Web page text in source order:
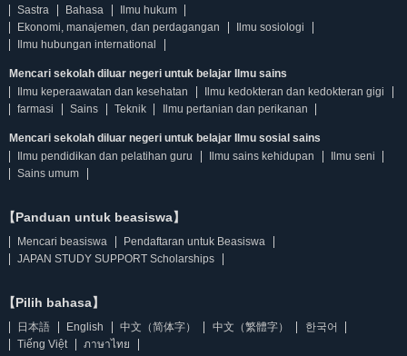
Sastra
Bahasa
Ilmu hukum
Ekonomi, manajemen, dan perdagangan
Ilmu sosiologi
Ilmu hubungan international
Mencari sekolah diluar negeri untuk belajar Ilmu sains
Ilmu keperaawatan dan kesehatan
Ilmu kedokteran dan kedokteran gigi
farmasi
Sains Teknik Ilmu pertanian dan perikanan
Mencari sekolah diluar negeri untuk belajar Ilmu sosial sains
Ilmu pendidikan dan pelatihan guru
Ilmu sains kehidupan
Ilmu seni
Sains umum
【Panduan untuk beasiswa】
Mencari beasiswa
Pendaftaran untuk Beasiswa
JAPAN STUDY SUPPORT Scholarships
【Pilih bahasa】
日本語 English 中文（简体字） 中文（繁體字）
한국어
Tiếng Việt
ภาษาไทย